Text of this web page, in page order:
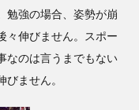
勉強の場合、姿勢が崩
々伸びません。スポー
なのは言うまでもない
ません。